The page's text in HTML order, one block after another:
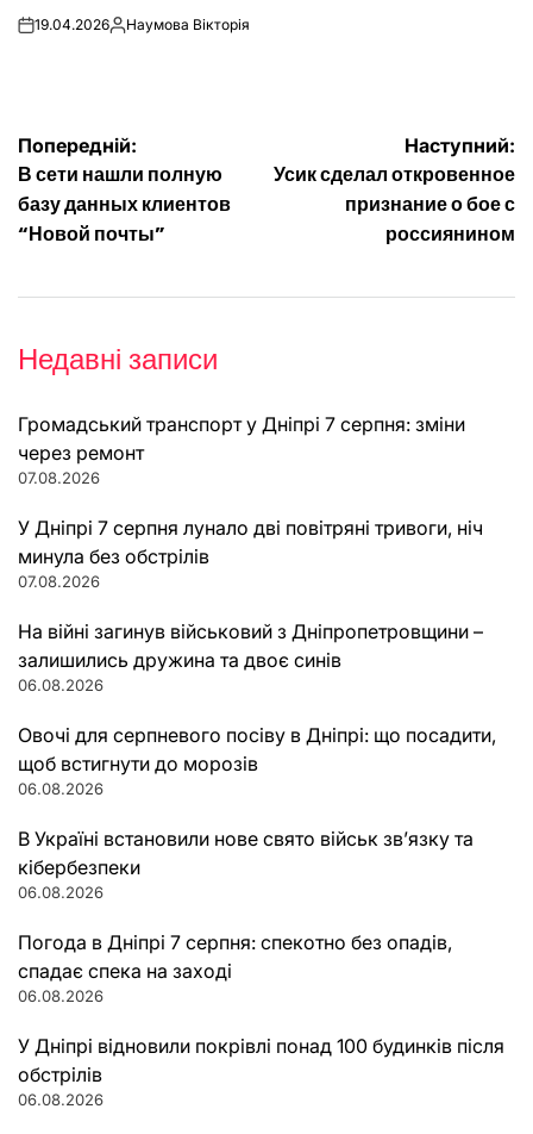
on19.04.2026Опубліковано
Наумова Вікторія
Навігація
записів
Попередній:
В сети нашли полную
базу данных клиентов
“Новой почты”
Наступний:
Усик сделал откровенное
признание о бое с
россиянином
Недавні записи
Громадський транспорт у Дніпрі 7 серпня: зміни
через ремонт
07.08.2026
У Дніпрі 7 серпня лунало дві повітряні тривоги, ніч
минула без обстрілів
07.08.2026
На війні загинув військовий з Дніпропетровщини –
залишились дружина та двоє синів
06.08.2026
Овочі для серпневого посіву в Дніпрі: що посадити,
щоб встигнути до морозів
06.08.2026
В Україні встановили нове свято військ зв’язку та
кібербезпеки
06.08.2026
Погода в Дніпрі 7 серпня: спекотно без опадів,
спадає спека на заході
06.08.2026
У Дніпрі відновили покрівлі понад 100 будинків після
обстрілів
06.08.2026